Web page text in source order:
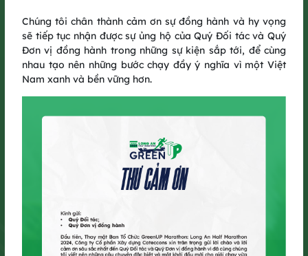
dấu ấn trong lòng cộng đồng yêu chạy bộ, với ý nghĩa vượt lên
trên một đường chạy thông thường và lan tỏa mạnh mẽ tinh
thần sống xanh, GreenUP Run 2025 - Thêm một bước chạy,
tiếp hành trình xanh. Mỗi bước chạy là một bước tiếp nối hành
trình GreenUP: góp thêm giá trị cho cộng đồng, cùng lan tỏa
Chúng tôi chân thành cảm ơn sự đồng hành và hy vọng
sẽ tiếp tục nhận được sự ủng hộ của Quý Đối tác và Quý
Đơn vị đồng hành trong những sự kiện sắp tới, để cùng
nhau tạo nên những bước chạy đầy ý nghĩa vì một Việt
Nam xanh và bền vững hơn.​